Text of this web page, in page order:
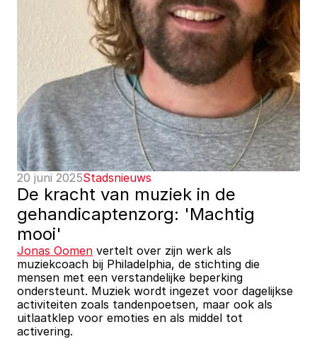
20 juni 2025Stadsnieuws
De kracht van muziek in de
gehandicaptenzorg: 'Machtig
mooi'
Jonas Oomen vertelt over zijn werk als
muziekcoach bij Philadelphia, de stichting die
mensen met een verstandelijke beperking
ondersteunt. Muziek wordt ingezet voor dagelijkse
activiteiten zoals tandenpoetsen, maar ook als
uitlaatklep voor emoties en als middel tot
activering.